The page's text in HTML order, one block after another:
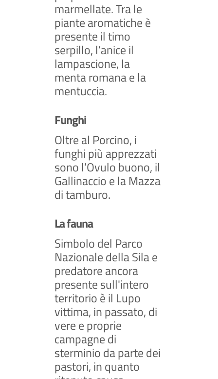
marmellate. Tra le
piante aromatiche è
presente il timo
serpillo, l’anice il
lampascione, la
menta romana e la
mentuccia.
Funghi
Oltre al Porcino, i
funghi più apprezzati
sono l’Ovulo buono, il
Gallinaccio e la Mazza
di tamburo.
La fauna
Simbolo del Parco
Nazionale della Sila e
predatore ancora
presente sull'intero
territorio è il Lupo
vittima, in passato, di
vere e proprie
campagne di
sterminio da parte dei
pastori, in quanto